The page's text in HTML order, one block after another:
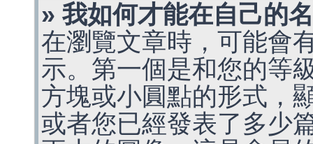
» 我如何才能在自己的
在瀏覽文章時，可能會
示。第一個是和您的等
方塊或小圓點的形式，
或者您已經發表了多少